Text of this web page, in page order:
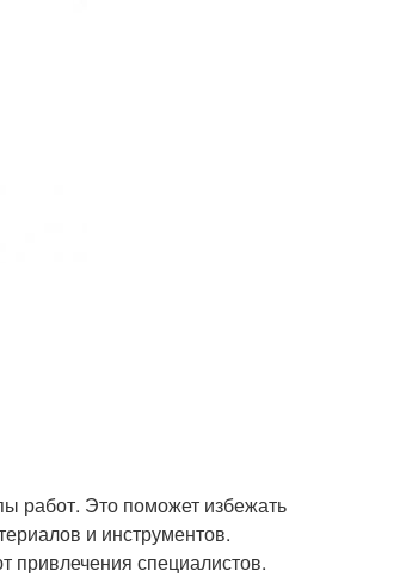
работ. Это поможет избежать
и инструментов.
привлечения специалистов.